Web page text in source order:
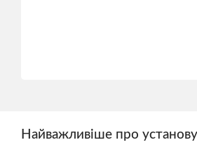
Найважливіше про установу